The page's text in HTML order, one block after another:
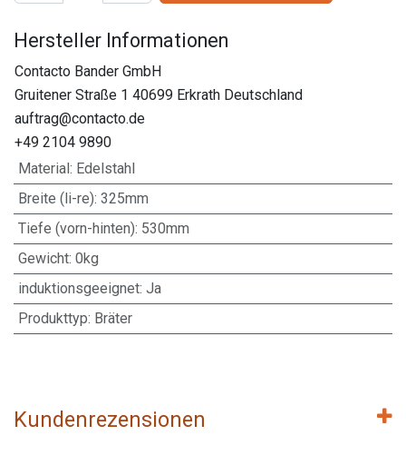
Hersteller Informationen
Contacto Bander GmbH
Gruitener Straße 1 40699 Erkrath Deutschland
auftrag@contacto.de
+49 2104 9890
Material : Edelstahl
Breite (li-re): 325mm
Tiefe (vorn-hinten): 530mm
Gewicht: 0kg
induktionsgeeignet: Ja
Produkttyp: Bräter
Kundenrezensionen